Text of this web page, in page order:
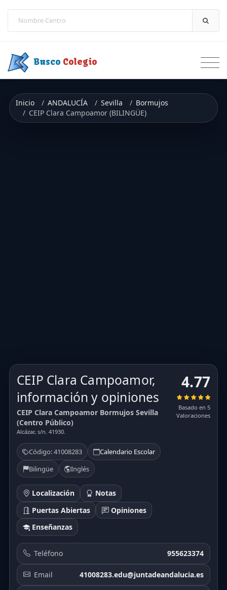
Busco Colegio
Inicio ANDALUCÍA Sevilla
Bormujos
CEIP Clara Campoamor (BILINGÜE)
CEIP Clara Campoamor,
información y opiniones
CEIP Clara Campoamor Bormujos Sevilla
(Centro Público)
Alcázar, s/n. 41930.
Código: 41008283
Calendario Escolar
Bilingüe
Inglés
Localización
Notas
Puertas Abiertas
Opiniones
Enseñanzas
4.77
Basado en 5
Valoraciones
Teléfono 955623374
Email 41008283.edu@juntadeandalucia.es